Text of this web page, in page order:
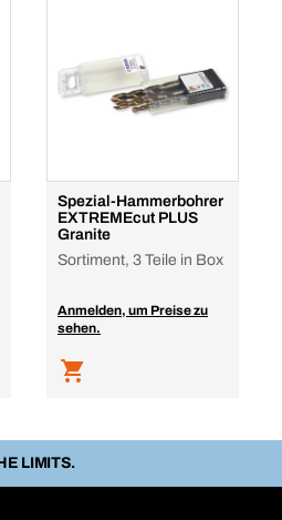
Spezial-Hammerbohrer
EXTREMEcut PLUS
Granite
Sortiment, 3 Teile in Box
Anmelden, um Preise zu
sehen.
LIMITS.